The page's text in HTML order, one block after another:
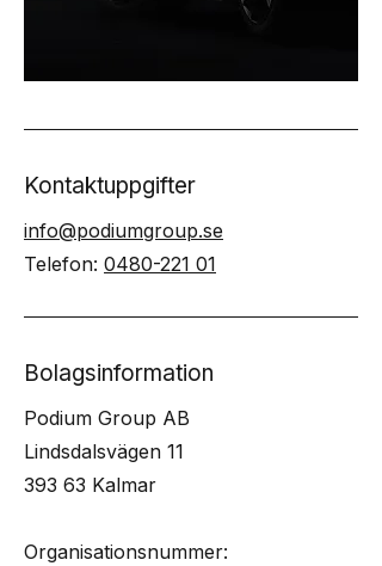
Kontaktuppgifter
info@podiumgroup.se
Telefon: 0480-221 01
Bolagsinformation
Podium Group AB
Lindsdalsvägen 11
393 63 Kalmar
Organisationsnummer: